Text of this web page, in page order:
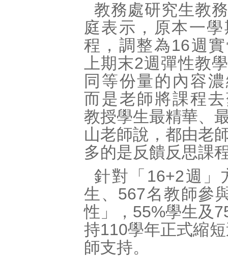
教務處研究生教
庭表示，原本一
程，調整為16週
上期末2週彈性教
同等份量的內容
而是老師將課程
教授學生最精華、
山老師說，都由老
多的是反饋反思課
針對「16+2週」
生、567名教師參
性」，55%學生及
持110學年正式縮
師支持。